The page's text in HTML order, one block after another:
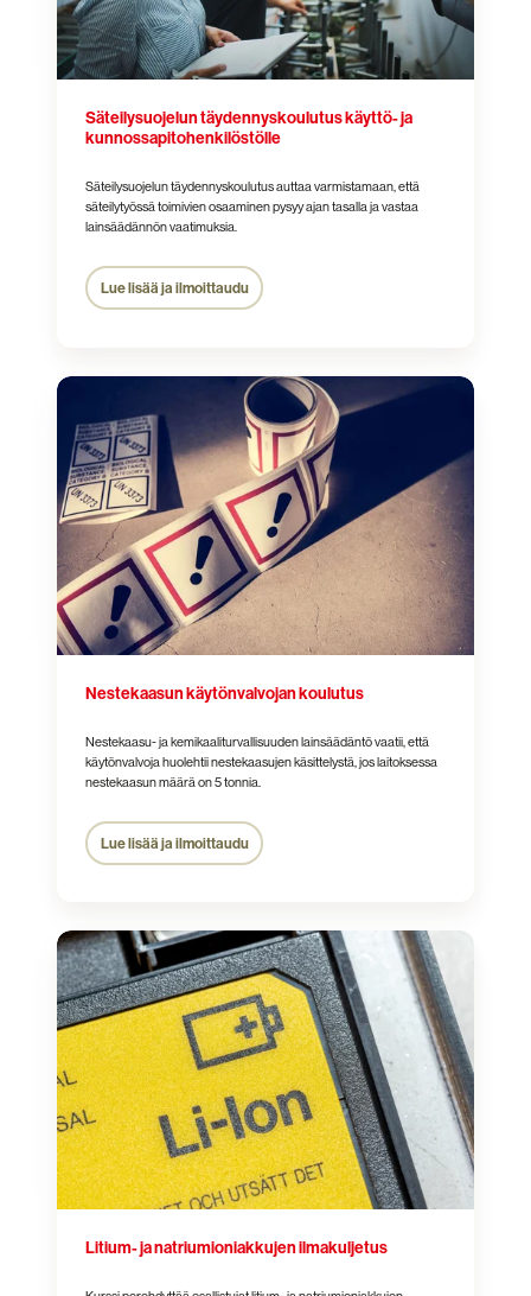
Säteilysuojelun täydennyskoulutus käyttö- ja
kunnossapito­henkilöstölle
Säteilysuojelun täydennyskoulutus auttaa varmistamaan, että
säteilytyössä toimivien osaaminen pysyy ajan tasalla ja vastaa
lainsäädännön vaatimuksia.
Lue lisää ja ilmoittaudu
Nestekaasun
käytönvalvojan
koulutus
Nestekaasun käytönvalvojan koulutus
Nestekaasu- ja kemikaaliturvallisuuden lainsäädäntö vaatii, että
käytönvalvoja huolehtii nestekaasujen käsittelystä, jos laitoksessa
nestekaasun määrä on 5 tonnia.
Lue lisää ja ilmoittaudu
Litium-
ja
natriumioniakkujen
ilmakuljetus
Litium- ja natriumioniakkujen ilmakuljetus